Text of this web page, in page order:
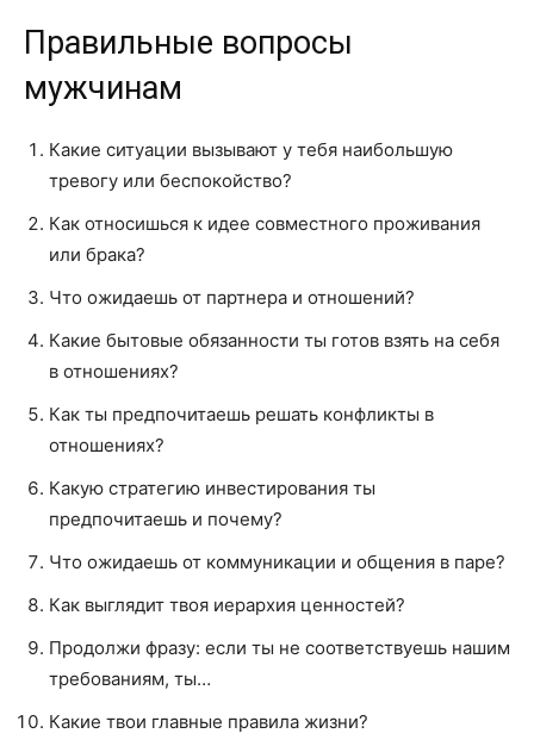
Правильные вопросы
мужчинам
Какие ситуации вызывают у тебя наибольшую
тревогу или беспокойство?
Как относишься к идее совместного проживания
или брака?
Что ожидаешь от партнера и отношений?
Какие бытовые обязанности ты готов взять на себя
в отношениях?
Как ты предпочитаешь решать конфликты в
отношениях?
Какую стратегию инвестирования ты
предпочитаешь и почему?
Что ожидаешь от коммуникации и общения в паре?
Как выглядит твоя иерархия ценностей?
Продолжи фразу: если ты не соответствуешь нашим
требованиям, ты…
Какие твои главные правила жизни?